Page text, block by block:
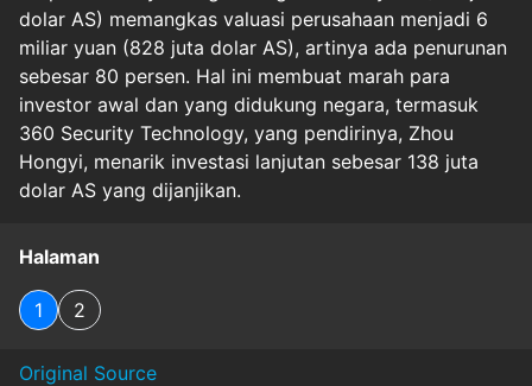
dolar AS) memangkas valuasi perusahaan menjadi 6
miliar yuan (828 juta dolar AS), artinya ada penurunan
sebesar 80 persen. Hal ini membuat marah para
investor awal dan yang didukung negara, termasuk
360 Security Technology, yang pendirinya, Zhou
Hongyi, menarik investasi lanjutan sebesar 138 juta
dolar AS yang dijanjikan.
Halaman
1 2
Original Source